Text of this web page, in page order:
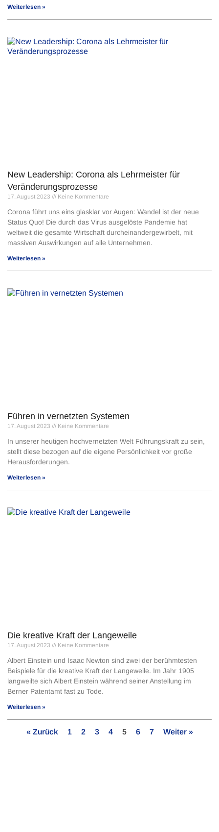
Weiterlesen »
New Leadership: Corona als Lehrmeister für
Veränderungsprozesse
17. August 2023 Keine Kommentare
Corona führt uns eins glasklar vor Augen: Wandel ist der neue
Status Quo! Die durch das Virus ausgelöste Pandemie hat
weltweit die gesamte Wirtschaft durcheinandergewirbelt, mit
massiven Auswirkungen auf alle Unternehmen.
Weiterlesen »
Führen in vernetzten Systemen
17. August 2023 Keine Kommentare
In unserer heutigen hochvernetzten Welt Führungskraft zu sein,
stellt diese bezogen auf die eigene Persönlichkeit vor große
Herausforderungen.
Weiterlesen »
Die kreative Kraft der Langeweile
17. August 2023 Keine Kommentare
Albert Einstein und Isaac Newton sind zwei der berühmtesten
Beispiele für die kreative Kraft der Langeweile. Im Jahr 1905
langweilte sich Albert Einstein während seiner Anstellung im
Berner Patentamt fast zu Tode.
Weiterlesen »
« Zurück 1 2 3 4 5 6 7 Weiter »